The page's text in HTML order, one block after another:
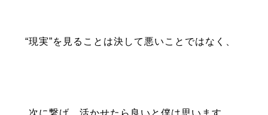
“現実”を見ることは決して悪いことではなく、
次に繋げ、活かせたら良いと僕は思います。